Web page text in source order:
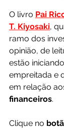
O livro Pai
T. Kiyosaki,
ramo dos
opinião, de
estão
empreitada e
em relação
financeiros.
Clique no